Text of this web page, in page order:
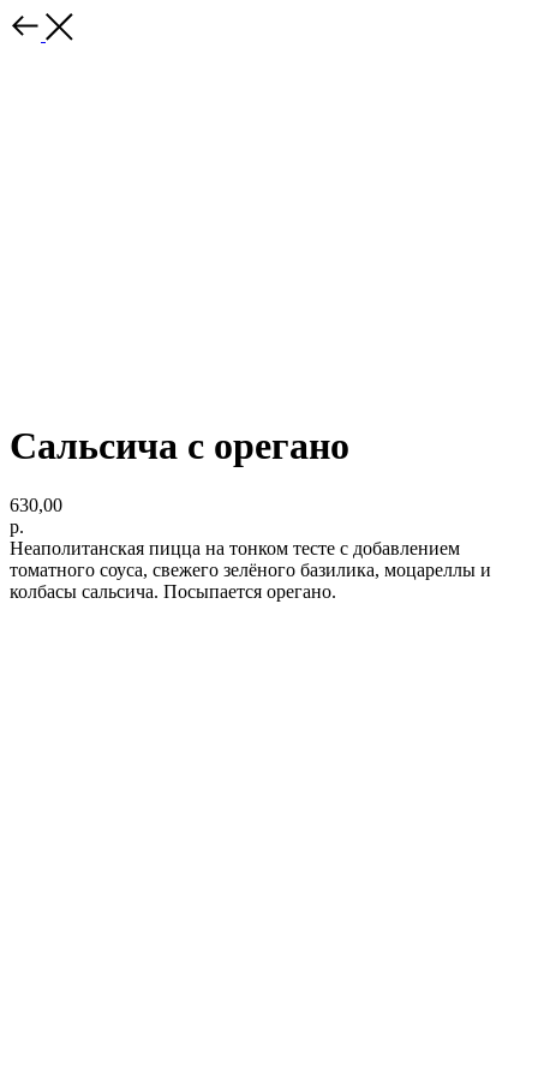
Сальсича с орегано
630,00
р.
Неаполитанская пицца на тонком тесте с добавлением
томатного соуса, свежего зелёного базилика, моцареллы и
колбасы сальсича. Посыпается орегано.